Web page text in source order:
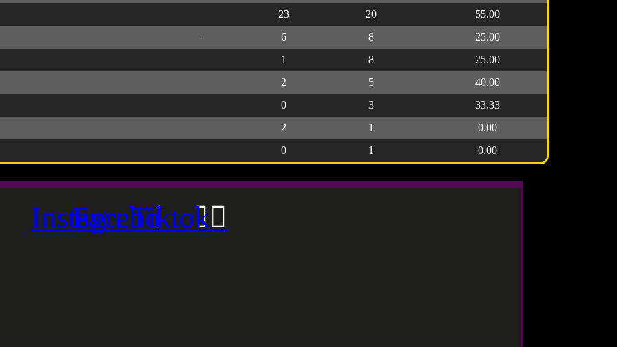
23 20
55.00
- 6 8
25.00
1 8
25.00
2 5
40.00
0 3
33.33
2 1
0.00
0 1 0.00
Instagram
Facebook
Tiktok